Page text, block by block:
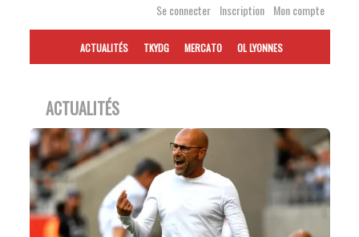
Se connecter Inscription Mon compte
ACTUALITÉS TKYDG MERCATO OL LYONNES
ACTUALITÉS